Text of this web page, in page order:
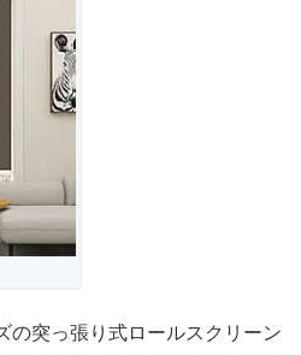
の突っ張り式ロールスクリーン